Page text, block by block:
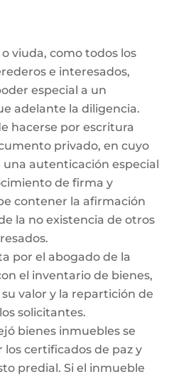
viuda, como todos los
e interesados,
especial a un
adelante la diligencia.
hacerse por escritura
privado, en cuyo
una autenticación especial
de firma y
contener la afirmación
la no existencia de otros
por el abogado de la
el inventario de bienes,
valor y la repartición de
solicitantes.
bienes inmuebles se
certificados de paz y
predial. Si el inmueble